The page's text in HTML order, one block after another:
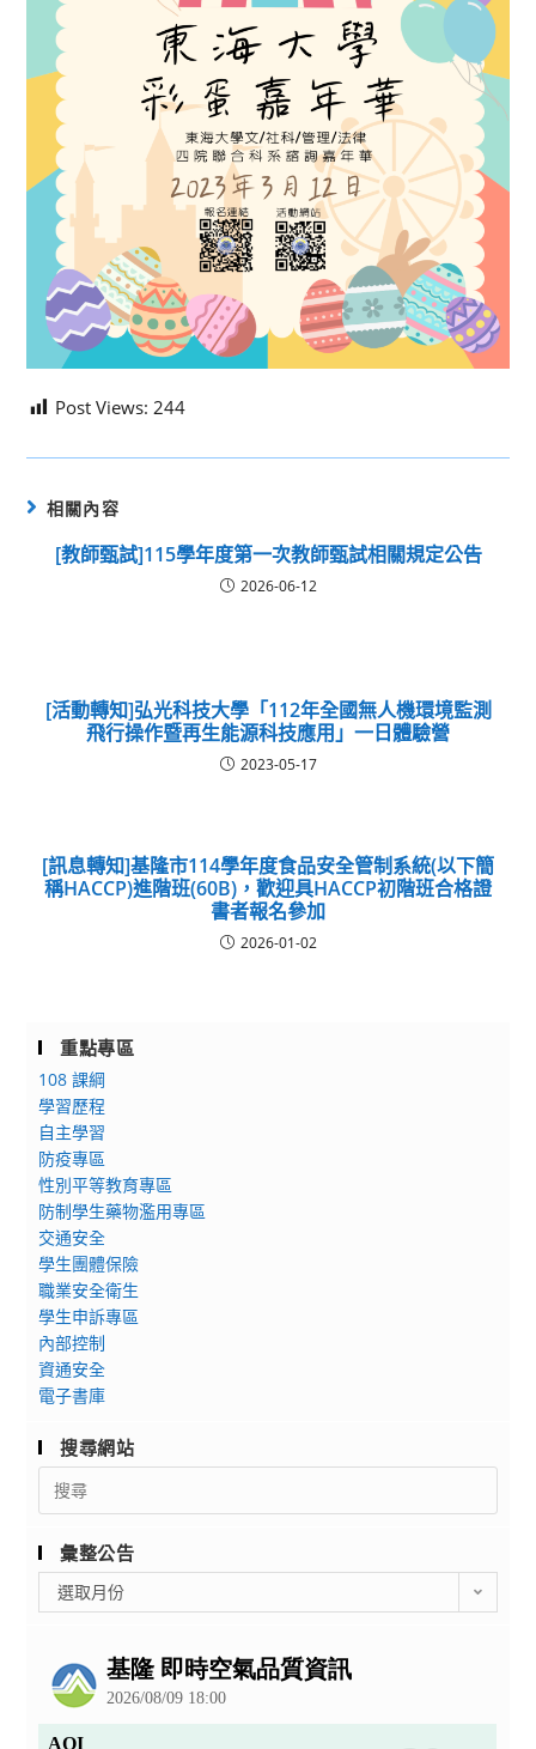
Post Views: 244
相關內容
[教師甄試]115學年度第一次教師甄試相關規定公告
2026-06-12
[活動轉知]弘光科技大學「112年全國無人機環境監測
飛行操作暨再生能源科技應用」一日體驗營
2023-05-17
[訊息轉知]基隆市114學年度食品安全管制系統(以下簡
稱HACCP)進階班(60B)，歡迎具HACCP初階班合格證
書者報名參加
2026-01-02
重點專區
108 課綱
學習歷程
自主學習
防疫專區
性別平等教育專區
防制學生藥物濫用專區
交通安全
學生團體保險
職業安全衛生
學生申訴專區
內部控制
資通安全
電子書庫
搜尋網站
Search
for:
彙整公告
整
選取月份